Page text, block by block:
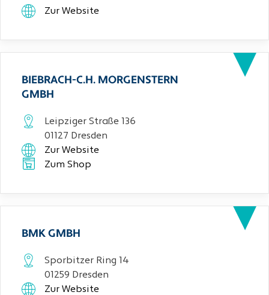
Zur Website
BIEBRACH-C.H. MORGENSTERN
GMBH
Leipziger Straße 136
01127 Dresden
Zur Website
Zum Shop
BMK GMBH
Sporbitzer Ring 14
01259 Dresden
Zur Website